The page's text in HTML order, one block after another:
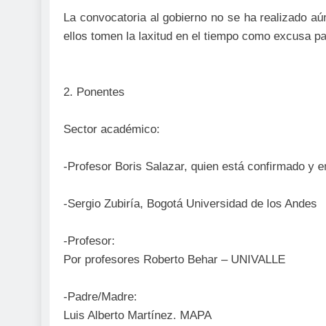
La convocatoria al gobierno no se ha realizado
ellos tomen la laxitud en el tiempo como excusa
2. Ponentes
Sector académico:
-Profesor Boris Salazar, quien está confirmado y
-Sergio Zubiría, Bogotá Universidad de los Andes
-Profesor:
Por profesores Roberto Behar – UNIVALLE
-Padre/Madre:
Luis Alberto Martínez. MAPA